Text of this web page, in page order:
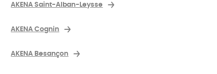
AKENA Saint-Alban-Leysse
AKENA Cognin
AKENA Besançon